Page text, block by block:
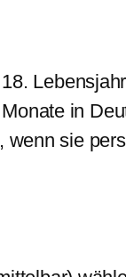
in
sie